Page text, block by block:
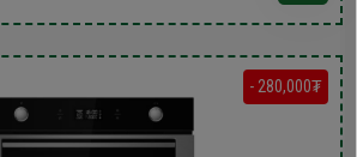
- 280,000₮